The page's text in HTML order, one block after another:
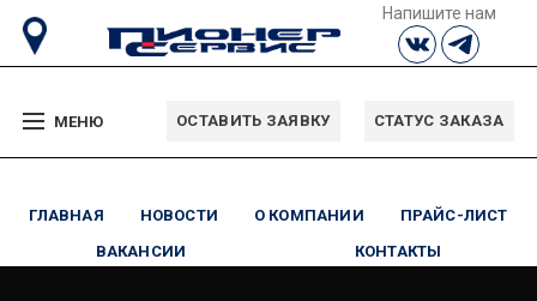
Напишите нам
МЕНЮ ОСТАВИТЬ ЗАЯВКУ СТАТУС ЗАКАЗА
ГЛАВНАЯ НОВОСТИ О КОМПАНИИ
ПРАЙС-ЛИСТ
ВАКАНСИИ
КОНТАКТЫ